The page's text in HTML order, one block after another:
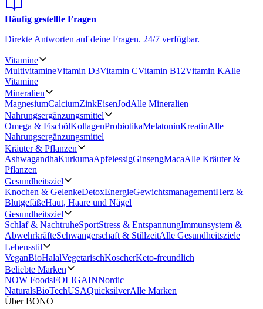
Häufig gestellte Fragen
Direkte Antworten auf deine Fragen. 24/7 verfügbar.
Vitamine
MultivitamineVitamin D3Vitamin CVitamin B12Vitamin KAlle
Vitamine
Mineralien
MagnesiumCalciumZinkEisenJodAlle Mineralien
Nahrungsergänzungsmittel
Omega & FischölKollagenProbiotikaMelatoninKreatinAlle
Nahrungsergänzungsmittel
Kräuter & Pflanzen
AshwagandhaKurkumaApfelessigGinsengMacaAlle Kräuter &
Pflanzen
Gesundheitsziel
Knochen & GelenkeDetoxEnergieGewichtsmanagementHerz &
BlutgefäßeHaut, Haare und Nägel
Gesundheitsziel
Schlaf & NachtruheSportStress & EntspannungImmunsystem &
AbwehrkräfteSchwangerschaft & StillzeitAlle Gesundheitsziele
Lebensstil
VeganBioHalalVegetarischKoscherKeto-freundlich
Beliebte Marken
NOW FoodsFOLIGAINNordic
NaturalsBioTechUSAQuicksilverAlle Marken
Über BONO